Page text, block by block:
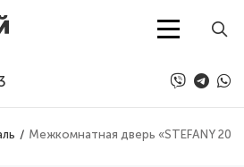
содержанию
Межкомнатная дверь «STEFANY